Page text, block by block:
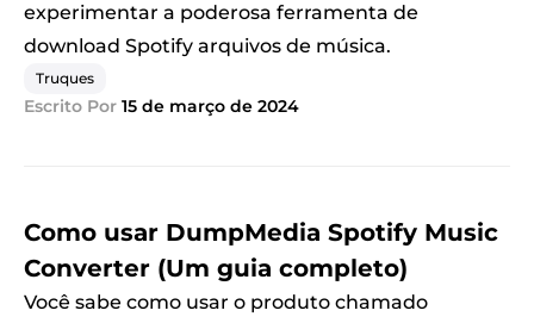
experimentar a poderosa ferramenta de
download Spotify arquivos de música.
Truques
Escrito Por 15 de março de 2024
Como usar DumpMedia Spotify Music
Converter (Um guia completo)
Você sabe como usar o produto chamado